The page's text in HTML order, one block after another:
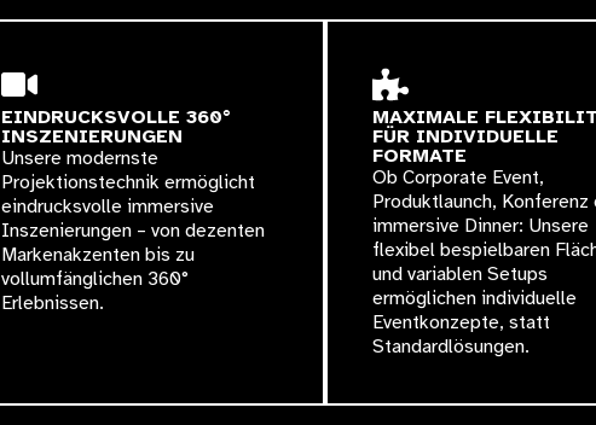
EINDRUCKSVOLLE 360°
INSZENIERUNGEN
Unsere modernste
Projektionstechnik ermöglicht
eindrucksvolle immersive
Inszenierungen – von dezenten
Markenakzenten bis zu
vollumfänglichen 360°
Erlebnissen.
MAXIMALE
FÜR INDIVIDUELLE
FORMATE
Ob Corporate Event,
Produktlaunch, Konferenz
immersive Dinner: Unsere
flexibel bespielbaren
und variablen Setups
ermöglichen individuelle
Eventkonzepte, statt
Standardlösungen.